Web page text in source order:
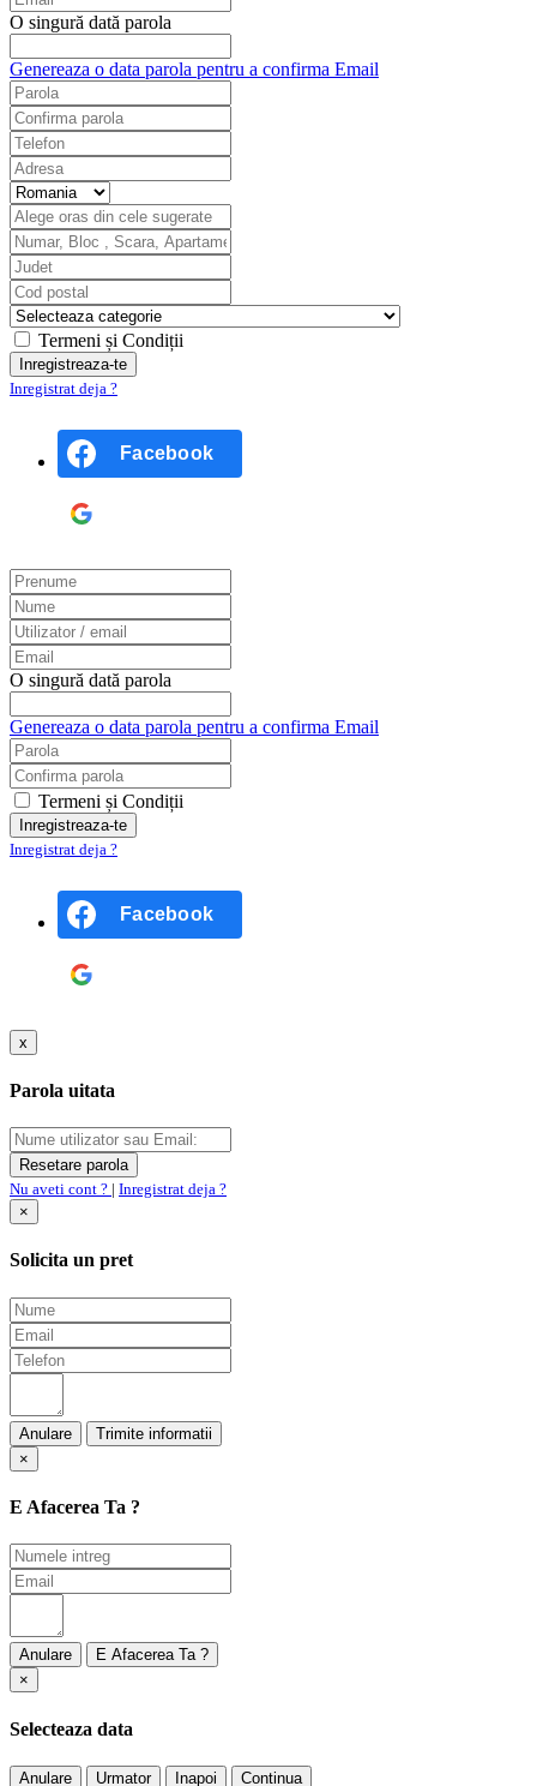
O singură dată parola
Genereaza o data parola pentru a confirma Email
Termeni și Condiții
Inregistrat deja ?
Facebook
O singură dată parola
Genereaza o data parola pentru a confirma Email
Termeni și Condiții
Inregistrat deja ?
Facebook
x
Parola uitata
Nu aveti cont ? | Inregistrat deja ?
×
Solicita un pret
Anulare
×
E Afacerea Ta ?
Anulare
×
Selecteaza data
Anulare